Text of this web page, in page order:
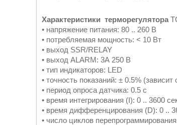
Характеристики терморегулятора
• напряжение питания: 80 .. 260 В
• потребляемая мощность: < 10 Вт
• выход SSR/RELAY
• выход ALARM: 3А 250 В
• тип индикаторов: LED
• точность показаний: ± 0.5% (зависит
• период опроса датчика: 0.5 с
• время интегрирования (I): 0 .. 3600
• время дифференцирования (D): 0 ..
• число циклов